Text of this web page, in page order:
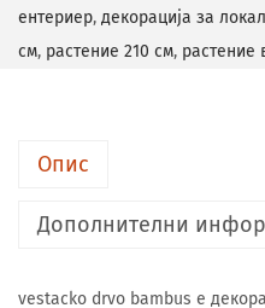
ентериер, декорација за локал
см, растение 210 см, растение
Опис
Дополнителни
vestacko drvo bambus е